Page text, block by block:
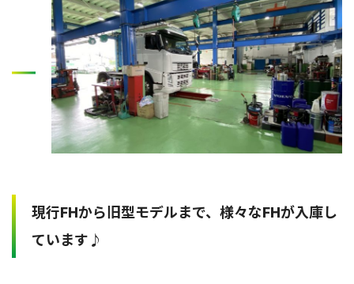
現行FHから旧型モデルまで、様々なFHが入庫し
ています♪